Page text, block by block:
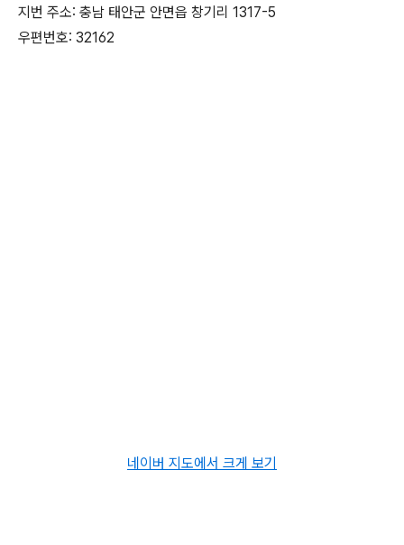
지번 주소: 충남 태안군 안면읍 창기리 1317-5
우편번호: 32162
네이버 지도에서 크게 보기